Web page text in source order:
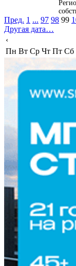
Пред. 1 ... 97 98 99
Другая дата…
‹
Пн Вт Ср Чт Пт Сб